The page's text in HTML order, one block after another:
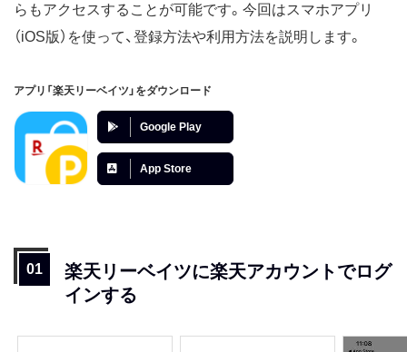
らもアクセスすることが可能です。今回はスマホアプリ
（iOS版）を使って、登録方法や利用方法を説明します。
アプリ「楽天リーベイツ」をダウンロード
Google Play
App Store
楽天リーベイツに楽天アカウントでログ
インする